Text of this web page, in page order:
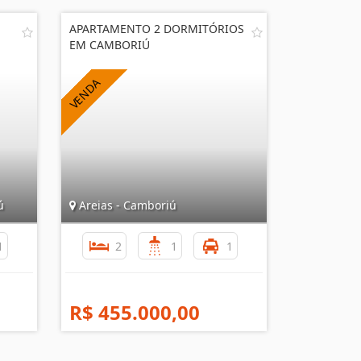
APARTAMENTO 2 DORMITÓRIOS
EM CAMBORIÚ
Areias - Camboriú
2 1 1
R$ 455.000,00